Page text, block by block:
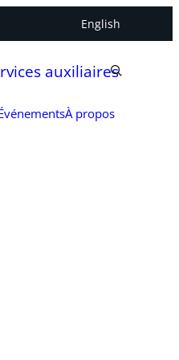
English
auxiliaires
À propos